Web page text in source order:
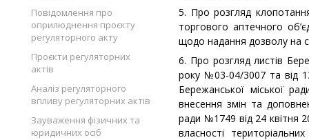
Повідомлення про
оприлюднення проєкту
регуляторного акту
Проєкти регуляторних
актів
Аналіз регуляторного
впливу регуляторних актів
Зауваження фізичних та
юридичних осіб
5. Про розгляд
торгового аптечного
щодо надання дозволу на
6. Про розгляд листів
року №03-04/3007 та від
Бережанської міської
внесення змін та
ради №1749 від 24 квітня
власності